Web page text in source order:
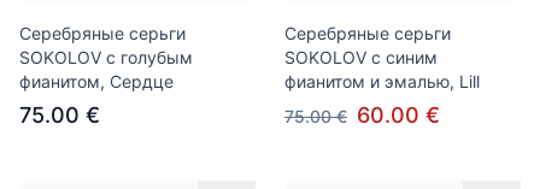
Серебряные серьги
SOKOLOV с голубым
фианитом, Сердце
75.00 €
Серебряные серьги
SOKOLOV с синим
фианитом и эмалью, Lill
75.00 € 60.00 €